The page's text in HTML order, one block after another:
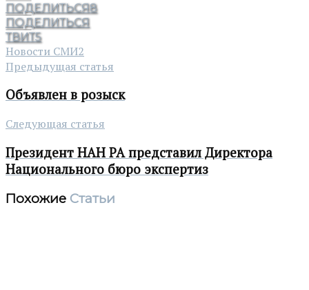
ПОДЕЛИТЬСЯ8
ПОДЕЛИТЬСЯ
ТВИТ5
Новости СМИ2
Предыдущая статья
Объявлен в розыск
Следующая статья
Президент НАН РА представил Директора
Национального бюро экспертиз
Похожие Статьи